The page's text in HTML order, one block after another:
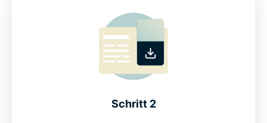
Interneteinschränkungen in den Niederlanden
FAQ zumNiederlande-VPN
Schritt 2